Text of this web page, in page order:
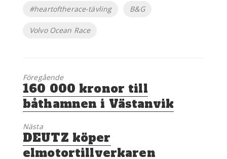
Etiketter
#heartoftherace-tävling B&G
Volvo Ocean Race
Föregående
Föregående
inlägg:
160 000 kronor till
båthamnen i Västanvik
Nästa
Nästa
inlägg:
DEUTZ köper
elmotortillverkaren